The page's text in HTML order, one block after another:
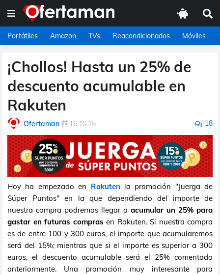
Portátiles Amazon TVs Reacondicionados Móviles
¡Chollos! Hasta un 25% de
descuento acumulable en
Rakuten
Ofertaman 16.10.15 18
Hoy ha empezado en Rakuten la promoción "Juerga de
Súper Puntos" en la que dependiendo del importe de
nuestra compra podremos llegar a acumular un 25% para
gastar en futuras compras en Rakuten. Si nuestra compra
es de entre 100 y 300 euros, el importe que acumularemos
será del 15%; mientras que si el importe es superior a 300
euros, el descuento acumulable será el 25% comentado
anteriormente. Una promoción muy interesante para